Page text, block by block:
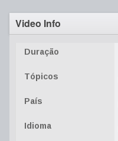
Video Info
Duração
Tópicos
País
Idioma